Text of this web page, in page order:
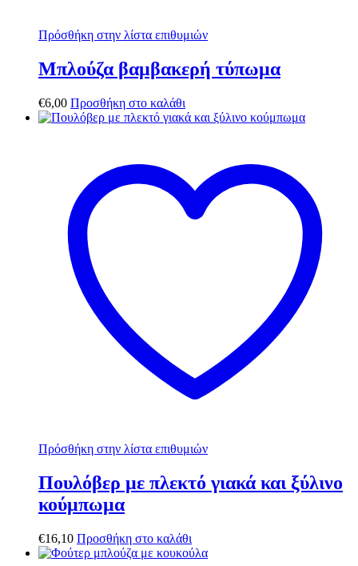
Πρόσθήκη στην λίστα επιθυμιών
Μπλούζα βαμβακερή τύπωμα
€6,00 Προσθήκη στο καλάθι
Πρόσθήκη στην λίστα επιθυμιών
Πουλόβερ με πλεκτό γιακά και ξύλινο
κούμπωμα
€16,10 Προσθήκη στο καλάθι